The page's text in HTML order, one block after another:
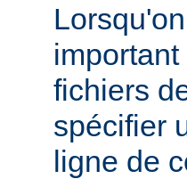
fichiers
spécifier
ligne de